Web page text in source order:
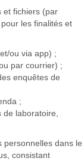
et fichiers (par
les finalités et
ou via app) ;
par courrier) ;
enquêtes de
;
laboratoire,
personnelles dans le
consistant